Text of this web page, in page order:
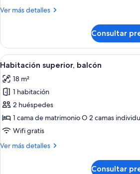
Ver más detalles
Más
Tour
Eiffel
Consultar
Abrir
todas
las
fotos
de
Habitación
superior,
5
Habitación superior, balcón
18 m²
1 habitación
2 huéspedes
1 cama de matrimonio O 2 camas
Wifi gratis
Ver más detalles
Más
Consultar